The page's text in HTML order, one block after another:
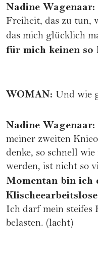
Nadine Wagenaar:
Freiheit, das zu tun,
das mich glücklich
für mich keinen so
WOMAN: Und wie
Nadine Wagenaar:
meiner zweiten
denke, so schnell
werden, ist nicht so
Momentan bin ich
Ich darf mein steifes
belasten. (lacht)